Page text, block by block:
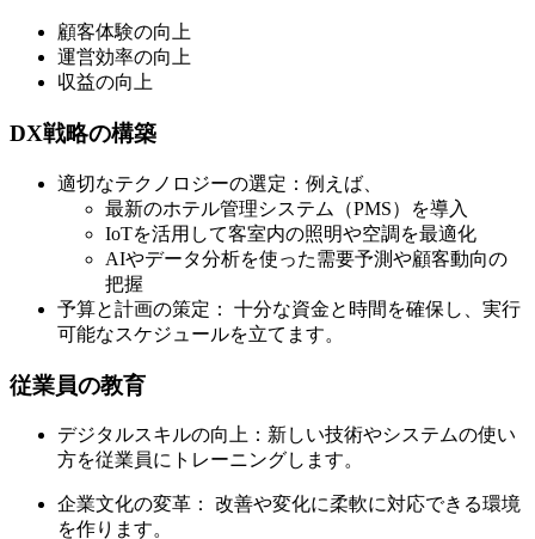
顧客体験の向上
運営効率の向上
収益の向上
DX戦略の構築
適切なテクノロジーの選定：例えば、
最新のホテル管理システム（PMS）を導入
IoTを活用して客室内の照明や空調を最適化
AIやデータ分析を使った需要予測や顧客動向の
把握
予算と計画の策定： 十分な資金と時間を確保し、実行
可能なスケジュールを立てます。
従業員の教育
デジタルスキルの向上：新しい技術やシステムの使い
方を従業員にトレーニングします。
企業文化の変革： 改善や変化に柔軟に対応できる環境
を作ります。